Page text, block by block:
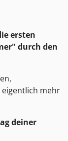
ersten
durch den
eigentlich mehr
deiner